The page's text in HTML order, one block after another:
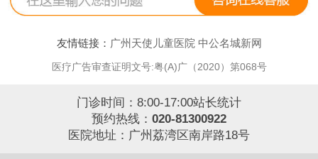
友情链接： 广州天使儿童医院 中公名城新网
医疗广告审查证明文号:粤(A)广（2020）第068号
门诊时间：8:00-17:00站长统计
预约热线： 020-81300922
医院地址：广州荔湾区南岸路18号